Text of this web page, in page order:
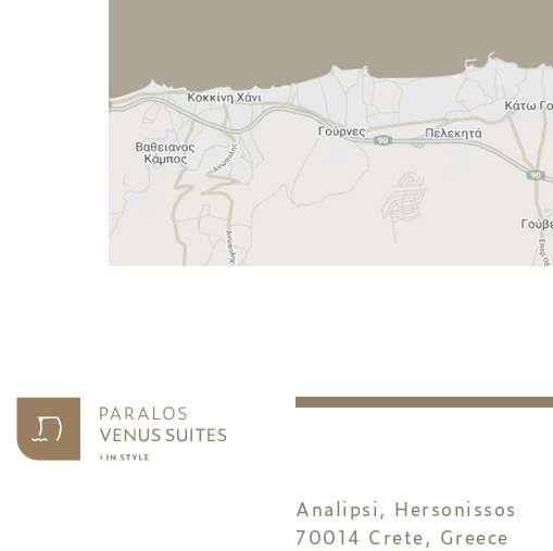
Analipsi, Hersonissos
70014 Crete, Greece